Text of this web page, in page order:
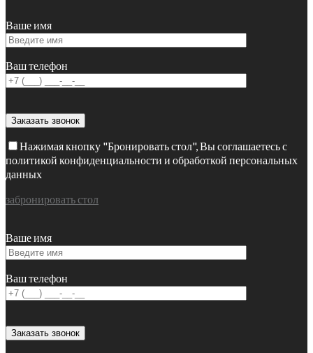
Ваше имя
Ваш телефон
Нажимая кнопку "Бронировать стол", Вы соглашаетесь с
политикой конфиденциальности и обработкой персональных
данных
забронировать стол
Ваше имя
Ваш телефон